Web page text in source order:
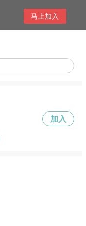
马上加入
加入